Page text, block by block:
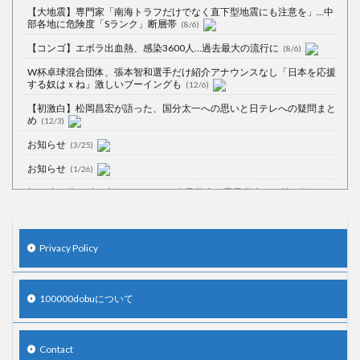
【大地震】専門家「南海トラフだけでなく直下型地震にも注意を」…中
部各地に危険度「Sランク」断層帯 (8/6)
【コンゴ】エボラ出血熱、感染3600人…過去最大の流行に (8/6)
W杯卓球混合団体、張本智和選手だけ紹介アナウンスなし「日本を応援
する奴はｘね」激しいブーイングも
(12/6)
【初激白】松岡昌宏が語った、国分太一への思いと日テレへの疑問まと
め (12/3)
お知らせ (3/25)
お知らせ (1/26)
顔20点、体80点と評価されていた女子学生が男子学生らの性の捌け口に
【中国】処理水の問題化狙うも不発？ASEAN関連会合で賛同広がらず
Powered by livedoor 相互RSS
Privacy Policy
100000dobuについて
Contact